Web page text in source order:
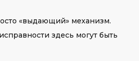
«выдающий» механизм.
здесь могут быть